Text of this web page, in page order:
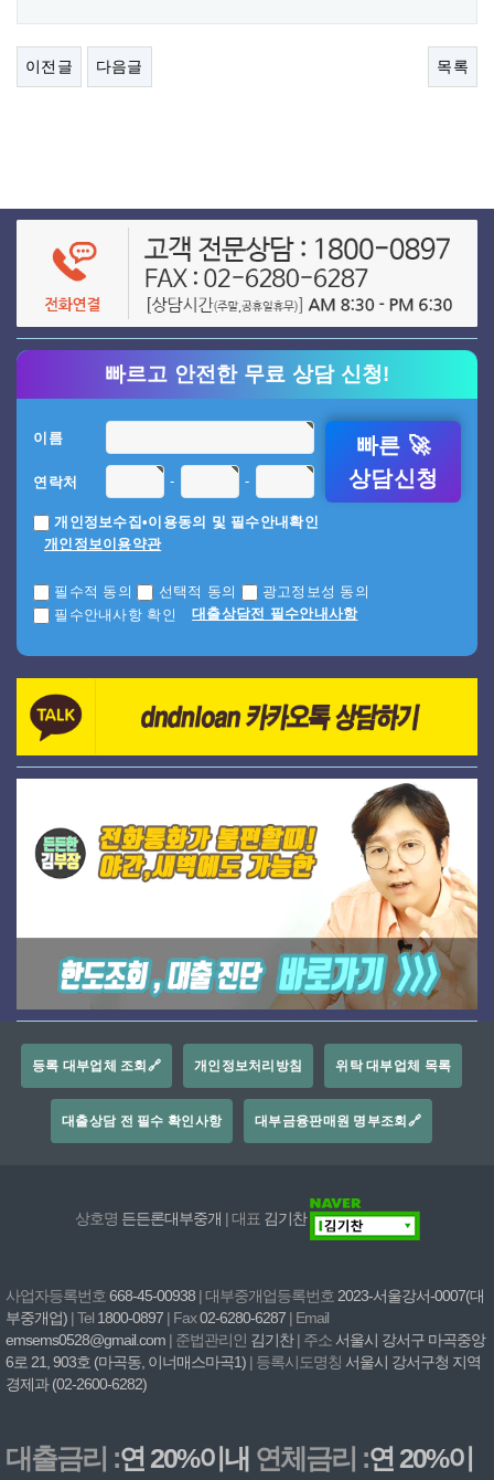
이전글 다음글 목록
빠르고 안전한 무료 상담 신청!
이름
연락처 - -
개인정보수집•이용동의 및 필수안내확인
개인정보이용약관
필수적 동의 선택적 동의
광고정보성 동의
필수안내사항 확인
대출상담전 필수안내사항
빠른 🚀
상담신청
등록 대부업체 조회🔗 개인정보처리방침 위탁 대부업체 목록
대출상담 전 필수 확인사항 대부금융판매원 명부조회🔗
상호명 든든론대부중개 | 대표 김기찬
사업자등록번호 668-45-00938 | 대부중개업등록번호 2023-서울강서-0007(대
부중개업) | Tel 1800-0897 | Fax02-6280-6287 | Email
emsems0528@gmail.com | 준법관리인 김기찬| 주소 서울시 강서구 마곡중앙
6로 21, 903호 (마곡동, 이너매스마곡1) | 등록시도명칭 서울시 강서구청 지역
경제과 (02-2600-6282)
대출금리 :연 20%이내 연체금리 :연 20%이